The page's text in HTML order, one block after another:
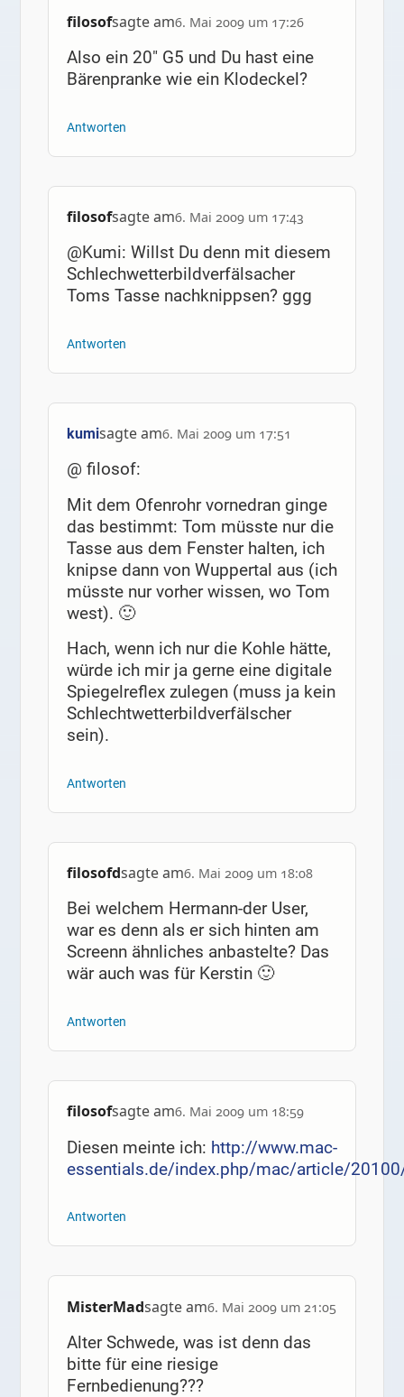
filosofsagte am6. Mai 2009 um 17:26
Also ein 20″ G5 und Du hast eine
Bärenpranke wie ein Klodeckel?
Antworten
filosofsagte am6. Mai 2009 um 17:43
@Kumi: Willst Du denn mit diesem
Schlechwetterbildverfälsacher
Toms Tasse nachknippsen? ggg
Antworten
kumisagte am6. Mai 2009 um 17:51
@ filosof:
Mit dem Ofenrohr vornedran ginge
das bestimmt: Tom müsste nur die
Tasse aus dem Fenster halten, ich
knipse dann von Wuppertal aus (ich
müsste nur vorher wissen, wo Tom
west). 🙂
Hach, wenn ich nur die Kohle hätte,
würde ich mir ja gerne eine digitale
Spiegelreflex zulegen (muss ja kein
Schlechtwetterbildverfälscher
sein).
Antworten
filosofdsagte am6. Mai 2009 um 18:08
Bei welchem Hermann-der User,
war es denn als er sich hinten am
Screenn ähnliches anbastelte? Das
wär auch was für Kerstin 🙂
Antworten
filosofsagte am6. Mai 2009 um 18:59
Diesen meinte ich: http://www.mac-
essentials.de/index.php/mac/article/
Antworten
MisterMadsagte am6. Mai 2009 um 21:05
Alter Schwede, was ist denn das
bitte für eine riesige
Fernbedienung???